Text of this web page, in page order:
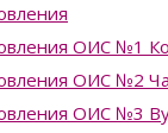
ОИС №1
ОИС №2
ОИС №3